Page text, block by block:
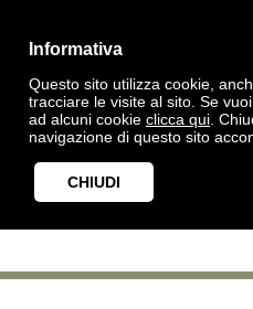
Informativa
Questo sito utilizza cookie,
tracciare le visite al sito. Se
ad alcuni cookie clicca qui .
navigazione di questo sito
CHIUDI